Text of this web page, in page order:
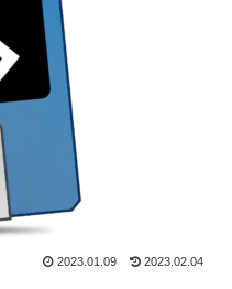
2023.01.09 2023.02.04